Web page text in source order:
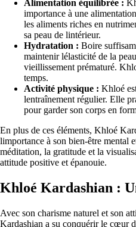
Alimentation équilibrée :
importance à une
les aliments riches en
sa peau de lintérieur.
Hydratation : Boire
maintenir lélasticité de la
vieillissement prématuré.
temps.
Activité physique : Khloé
lentraînement régulier. Elle
pour garder son corps en
En plus de ces éléments, Khloé
limportance à son bien-être mental
méditation, la gratitude et la
attitude positive et épanouie.
Khloé Kardashian :
Avec son charisme naturel et son
Kardashian a su conquérir le cœur